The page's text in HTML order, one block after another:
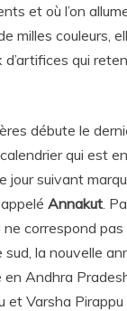
et où l’on
milles couleurs,
qui
débute le
calendrier qui est
jour suivant
Annakut .
correspond pas
la nouvelle
Andhra
et Varsha Pirappu